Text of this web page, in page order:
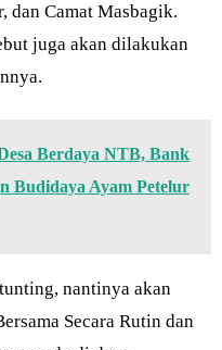
dan Camat Masbagik.
juga akan dilakukan
Berdaya NTB, Bank
Budidaya Ayam Petelur
nantinya akan
Secara Rutin dan